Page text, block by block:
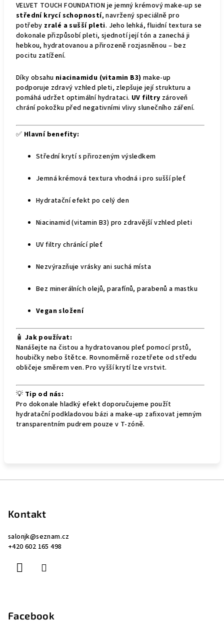
VELVET TOUCH FOUNDATION je jemný krémový make-up se
střední krycí schopností, navržený speciálně pro
potřeby zralé a sušší pleti. Jeho lehká, fluidní textura se
dokonale přizpůsobí pleti, sjednotí její tón a zanechá ji
hebkou, hydratovanou a přirozeně rozjasněnou – bez
pocitu zatížení.
Díky obsahu niacinamidu (vitamin B3) make-up
podporuje zdravý vzhled pleti, zlepšuje její strukturu a
pomáhá udržet optimální hydrataci. UV filtry zároveň
chrání pokožku před negativními vlivy slunečního záření.
✅ Hlavní benefity:
Střední krytí s přirozeným výsledkem
Jemná krémová textura vhodná i pro sušší pleť
Hydratační efekt po celý den
Niacinamid (vitamin B3) pro zdravější vzhled pleti
UV filtry chránící pleť
Nezvýrazňuje vrásky ani suchá místa
Bez minerálních olejů, parafínů, parabenů a mastku
Vegan složení
🧴 Jak používat:
Nanášejte na čistou a hydratovanou pleť pomocí prstů,
houbičky nebo štětce. Rovnoměrně rozetřete od středu
obličeje směrem ven. Pro vyšší krytí lze vrstvit.
💡 Tip od nás:
Pro dokonale hladký efekt doporučujeme použít
hydratační podkladovou bázi a make-up zafixovat jemným
transparentním pudrem pouze v T-zóně.
Kontakt
salonjk@seznam.cz
+420 602 165 498
Facebook